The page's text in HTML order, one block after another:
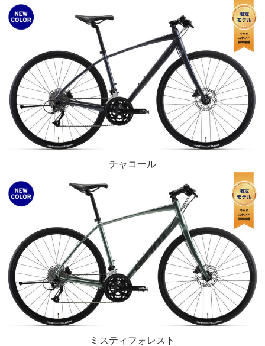
チャコール
ミスティフォレスト